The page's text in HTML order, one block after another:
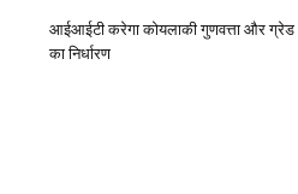
आईआईटी करेगा कोयलाकी गुणवत्ता और ग्रेड
का निर्धारण